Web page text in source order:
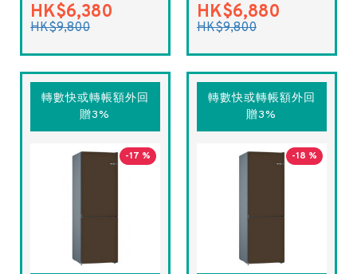
HK$6,380
HK$9,800
HK$6,880
HK$9,800
轉數快或轉帳額外回
贈3%
-17 %
轉數快或轉帳額外回
贈3%
-18 %